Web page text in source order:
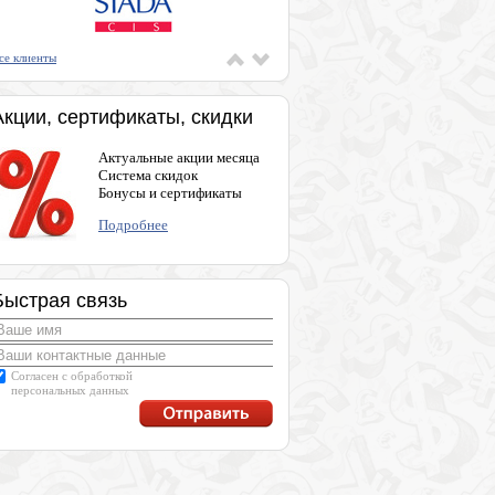
клиенты
сертификаты, скидки
Актуальные акции месяца
Система скидок
Бонусы и сертификаты
Подробнее
связь